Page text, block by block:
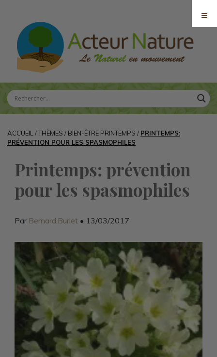
ACCUEIL /THÈMES / BIEN-ÊTRE PRINTEMPS / PRINTEMPS:
PRÉVENTION POUR LES SPASMOPHILES
Printemps: prévention
pour les spasmophiles
Par Bernard.Burlet • 13/03/2017